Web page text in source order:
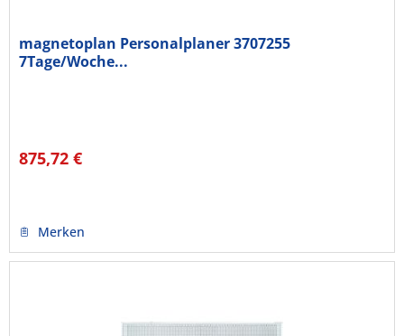
magnetoplan Personalplaner 3707255
7Tage/Woche...
875,72 €
Merken